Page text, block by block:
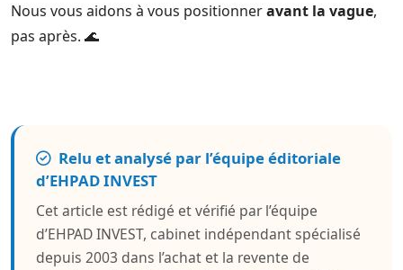
Nous vous aidons à vous positionneravant la vague,
pas après. 🌊
Relu et analysé par l’équipe éditoriale
d’EHPAD INVEST
Cet article est rédigé et vérifié par l’équipe
d’EHPAD INVEST, cabinet indépendant spécialisé
depuis 2003 dans l’achat et la revente de